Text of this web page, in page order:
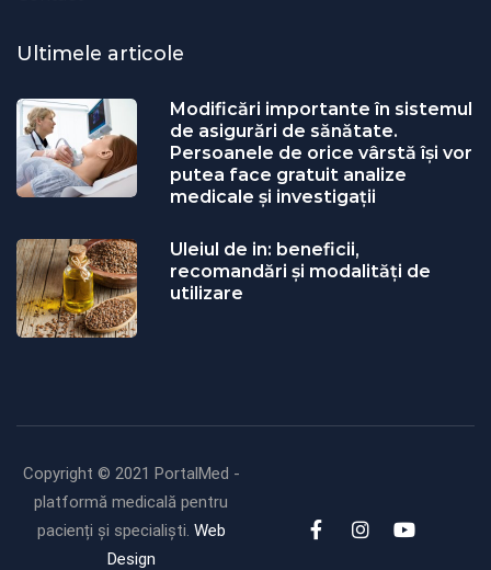
Ultimele articole
Modificări importante în sistemul
de asigurări de sănătate.
Persoanele de orice vârstă își vor
putea face gratuit analize
medicale şi investigaţii
Uleiul de in: beneficii,
recomandări și modalități de
utilizare
Copyright © 2021 PortalMed -
platformă medicală pentru
pacienți și specialiști. Web
Design